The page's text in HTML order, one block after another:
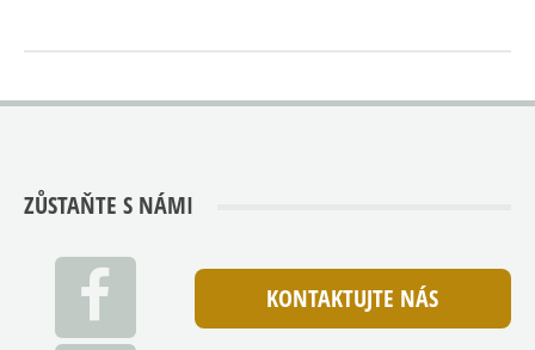
ZŮSTAŇTE S NÁMI
KONTAKTUJTE NÁS